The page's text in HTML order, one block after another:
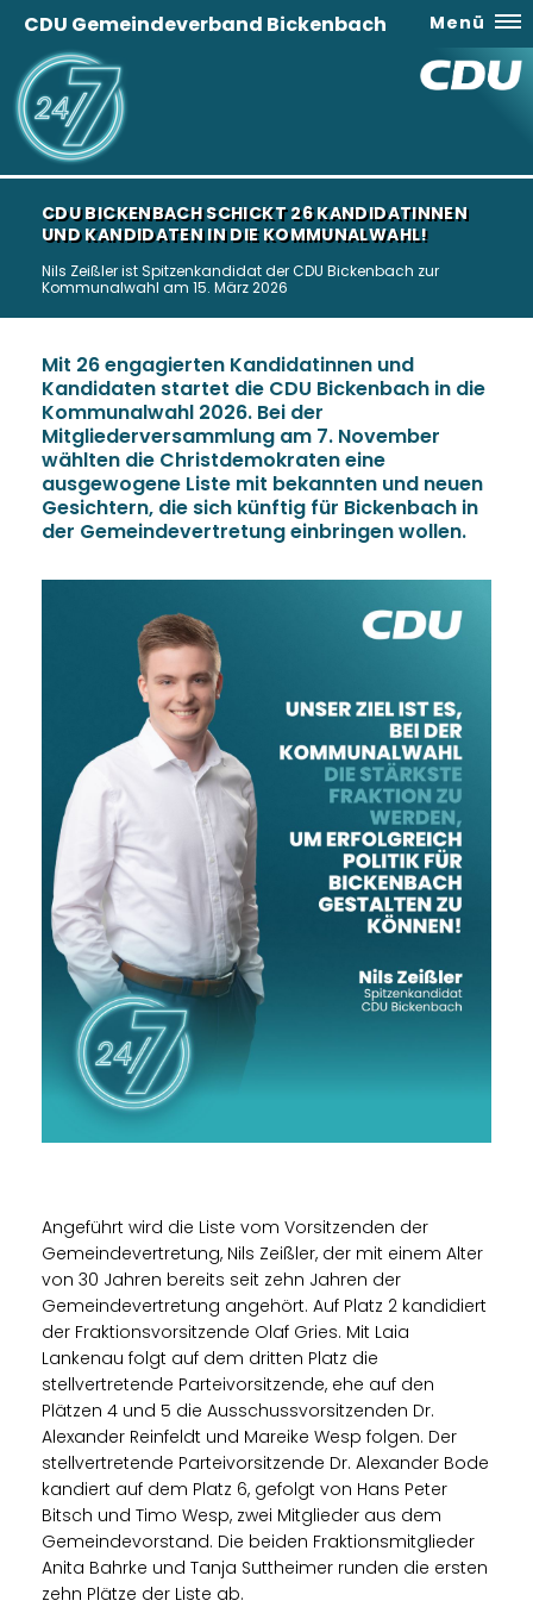
CDU Gemeindeverband Bickenbach Menü
CDU BICKENBACH SCHICKT 26 KANDIDATINNEN
UND KANDIDATEN IN DIE KOMMUNALWAHL!
Nils Zeißler ist Spitzenkandidat der CDU Bickenbach zur
Kommunalwahl am 15. März 2026
Mit 26 engagierten Kandidatinnen und
Kandidaten startet die CDU Bickenbach in die
Kommunalwahl 2026. Bei der
Mitgliederversammlung am 7. November
wählten die Christdemokraten eine
ausgewogene Liste mit bekannten und neuen
Gesichtern, die sich künftig für Bickenbach in
der Gemeindevertretung einbringen wollen.
Angeführt wird die Liste vom Vorsitzenden der
Gemeindevertretung, Nils Zeißler, der mit einem Alter
von 30 Jahren bereits seit zehn Jahren der
Gemeindevertretung angehört. Auf Platz 2 kandidiert
der Fraktionsvorsitzende Olaf Gries. Mit Laia
Lankenau folgt auf dem dritten Platz die
stellvertretende Parteivorsitzende, ehe auf den
Plätzen 4 und 5 die Ausschussvorsitzenden Dr.
Alexander Reinfeldt und Mareike Wesp folgen. Der
stellvertretende Parteivorsitzende Dr. Alexander Bode
kandiert auf dem Platz 6, gefolgt von Hans Peter
Bitsch und Timo Wesp, zwei Mitglieder aus dem
Gemeindevorstand. Die beiden Fraktionsmitglieder
Anita Bahrke und Tanja Suttheimer runden die ersten
zehn Plätze der Liste ab.